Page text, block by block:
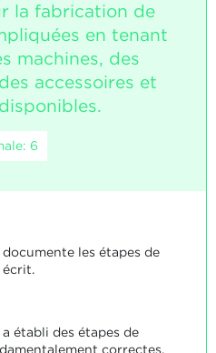
la fabrication de
en tenant
machines, des
accessoires et
6
les étapes de
établi des étapes de
correctes.